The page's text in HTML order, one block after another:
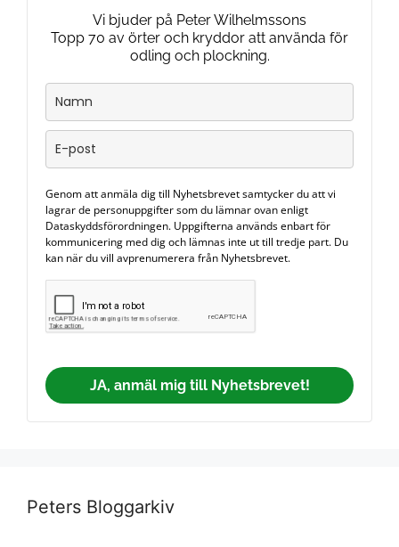
Vi bjuder på Peter Wilhelmssons
Topp 70 av örter och kryddor att använda för
odling och plockning.
Genom att anmäla dig till Nyhetsbrevet samtycker du att vi
lagrar de personuppgifter som du lämnar ovan enligt
Dataskyddsförordningen. Uppgifterna används enbart för
kommunicering med dig och lämnas inte ut till tredje part. Du
kan när du vill avprenumerera från Nyhetsbrevet.
JA, anmäl mig till Nyhetsbrevet!
Peters Bloggarkiv